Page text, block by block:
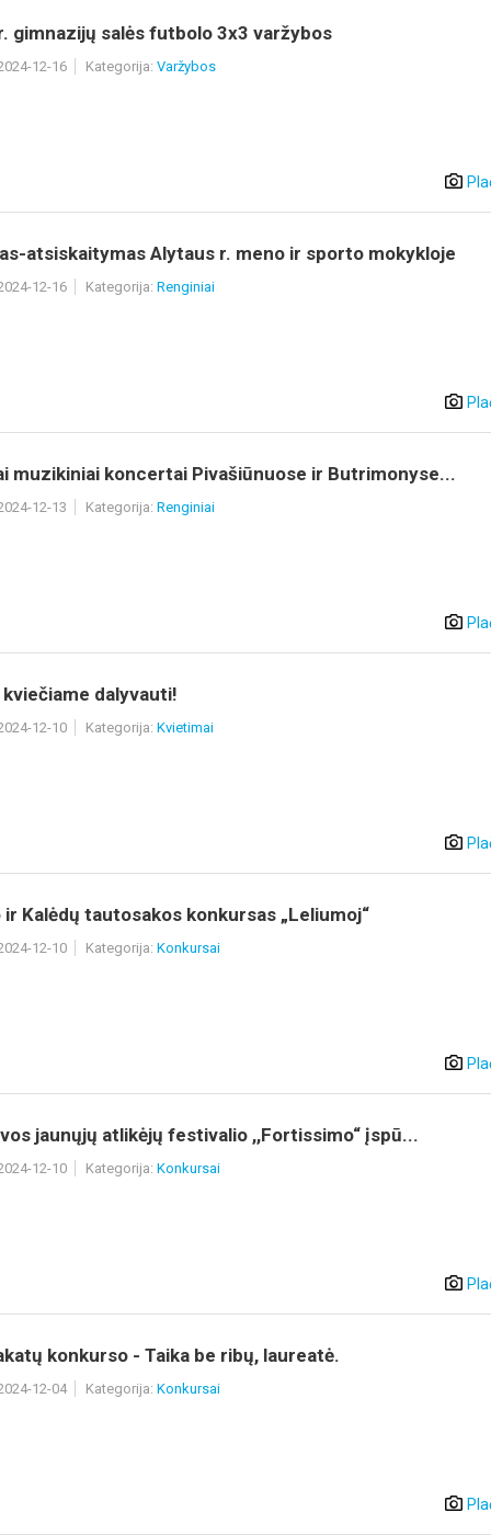
gimnazijų salės futbolo 3x3 varžybos
12-16 Kategorija: Varžybos
atsiskaitymas Alytaus r. meno ir sporto mokykloje
12-16 Kategorija: Renginiai
muzikiniai koncertai Pivašiūnuose ir Butrimonyse...
12-13 Kategorija: Renginiai
kviečiame dalyvauti!
12-10 Kategorija: Kvietimai
Kalėdų tautosakos konkursas „Leliumoj“
12-10 Kategorija: Konkursai
jaunųjų atlikėjų festivalio ,,Fortissimo“ įspū...
12-10 Kategorija: Konkursai
konkurso - Taika be ribų, laureatė.
12-04 Kategorija: Konkursai